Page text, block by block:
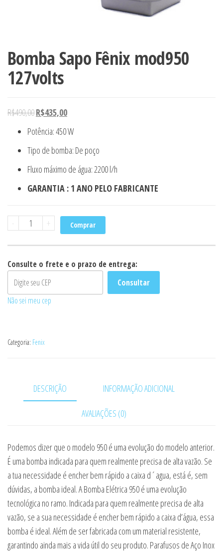
Bomba Sapo Fênix mod950
127volts
R$490,00R$435,00
Potência: 450 W
Tipo de bomba: De poço
Fluxo máximo de água: 2200 l/h
GARANTIA : 1 ANO PELO FABRICANTE
-
Bomba
mod950
127volts
quantidade
+ Comprar
Consulte o frete e o prazo de entrega:
Consultar
Não sei meu cep
Categoria: Fenix
DESCRIÇÃO INFORMAÇÃO ADICIONAL
AVALIAÇÕES (0)
Podemos dizer que o modelo 950 é uma evolução do modelo anterior.
É uma bomba indicada para quem realmente precisa de alta vazão. Se
a tua necessidade é encher bem rápido a caixa d´agua, está é, sem
dúvidas, a bomba ideal. A Bomba Elétrica 950 é uma evolução
tecnológica no ramo. Indicada para quem realmente precisa de alta
vazão, se a sua necessidade é encher bem rápido a caixa d’água, essa
bomba é ideal. Além de ser fabricada com um material resistente,
garantindo ainda mais a vida útil do seu produto. Parafusos de Aço Inox